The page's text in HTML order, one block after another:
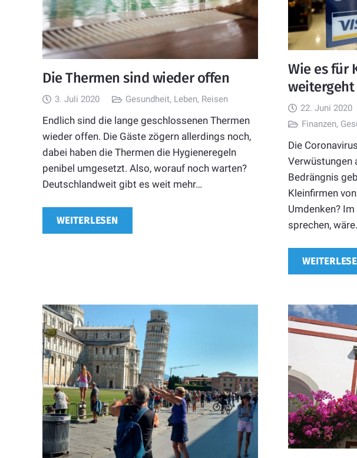
Die Thermen sind wieder offen
3. Juli 2020 Gesundheit, Leben, Reisen
Endlich sind die lange geschlossenen Thermen
wieder offen. Die Gäste zögern allerdings noch,
dabei haben die Thermen die Hygieneregeln
penibel umgesetzt. Also, worauf noch warten?
Deutschlandweit gibt es weit mehr…
WEITERLESEN
Wie es für
weitergeht
22. Juni 2020
Finanzen,
Die
Verwüstungen
Bedrängnis
Kleinfirmen
Umdenken?
sprechen,